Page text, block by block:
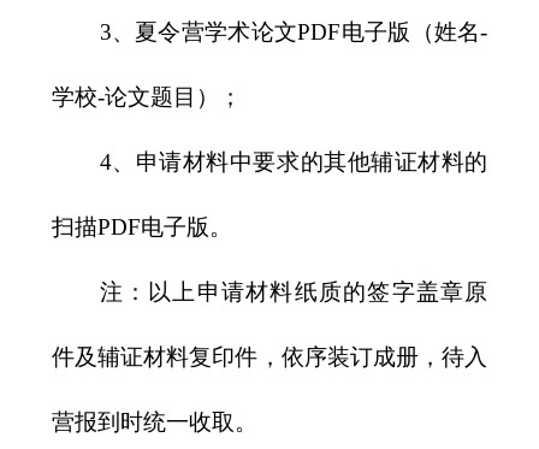
3、夏令营学术论文PDF电子版（姓名-
学校-论文题目）；
4、申请材料中要求的其他辅证材料的
扫描PDF电子版。
注：以上申请材料纸质的签字盖章原
件及辅证材料复印件，依序装订成册，待入
营报到时统一收取。